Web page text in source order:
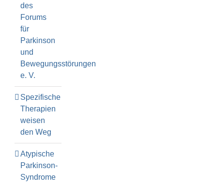
des
Forums
für
Parkinson
und
Bewegungsstörungen
e. V.
Spezifische
Therapien
weisen
den Weg
Atypische
Parkinson-
Syndrome